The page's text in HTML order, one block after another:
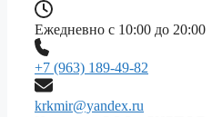
Ежедневно с 10:00 до 20:00
+7 (963) 189-49-82
krkmir@yandex.ru